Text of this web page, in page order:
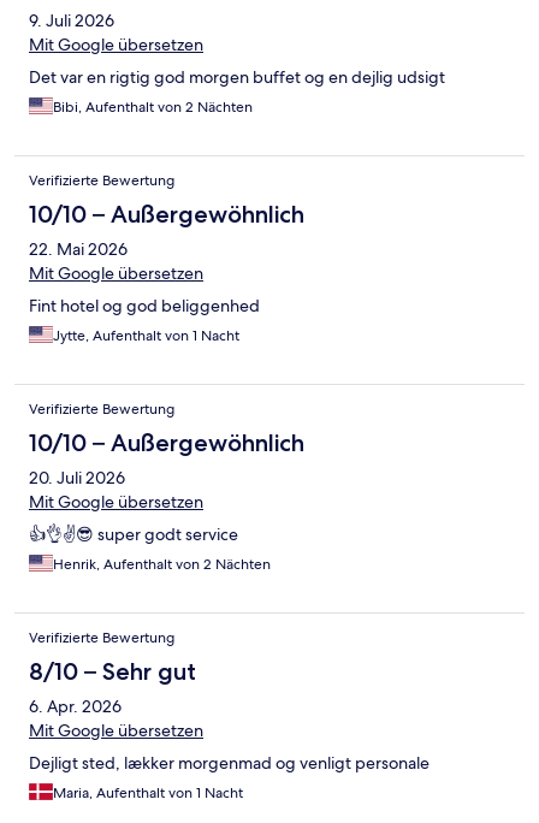
9. Juli 2026
Mit Google übersetzen
Det var en rigtig god morgen buffet og en dejlig udsigt
Bibi, Aufenthalt von 2 Nächten
Verifizierte Bewertung
10/10 – Außergewöhnlich
22. Mai 2026
Mit Google übersetzen
Fint hotel og god beliggenhed
Jytte, Aufenthalt von 1 Nacht
Verifizierte Bewertung
10/10 – Außergewöhnlich
20. Juli 2026
Mit Google übersetzen
👍👌✌️😎 super godt service
Henrik, Aufenthalt von 2 Nächten
Verifizierte Bewertung
8/10 – Sehr gut
6. Apr. 2026
Mit Google übersetzen
Dejligt sted, lækker morgenmad og venligt personale
Maria, Aufenthalt von 1 Nacht